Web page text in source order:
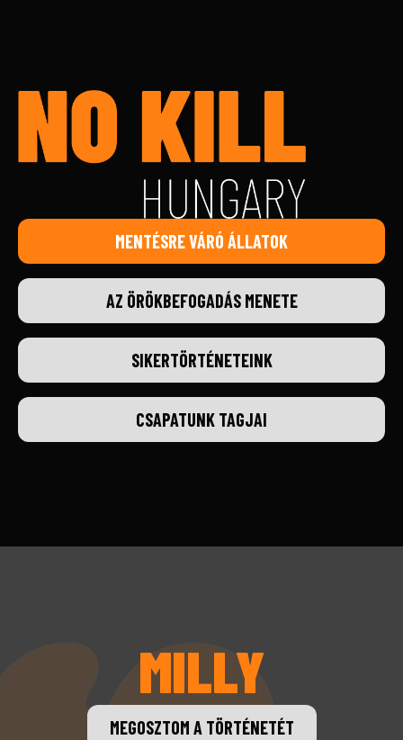
MENTÉSRE VÁRÓ ÁLLATOK
AZ ÖRÖKBEFOGADÁS MENETE
SIKERTÖRTÉNETEINK
CSAPATUNK TAGJAI
MEGOSZTOM A TÖRTÉNETÉT
MILLY